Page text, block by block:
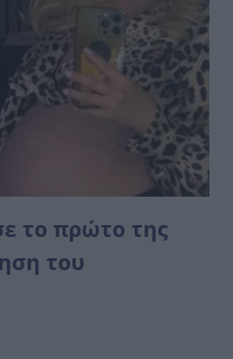
το πρώτο της
του